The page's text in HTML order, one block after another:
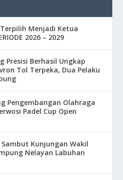
Terpilih Menjadi Ketua
2026 – 2029
Presisi Berhasil Ungkap
Tol Terpeka, Dua Pelaku
Pengembangan Olahraga
Padel Cup Open
Sambut Kunjungan Wakil
Nelayan Labuhan